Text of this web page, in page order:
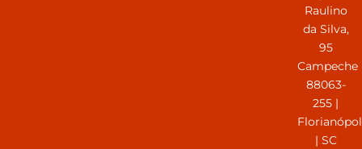
Raulino
da Silva,
95
Campeche
88063-
255 |
| SC